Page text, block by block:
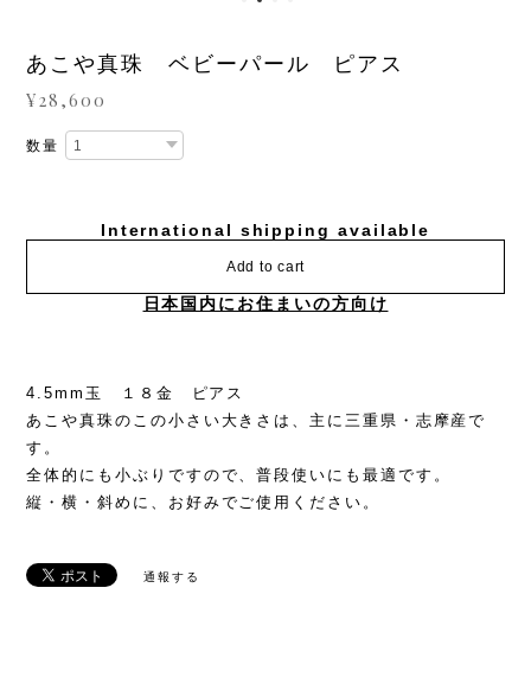
あこや真珠 ベビーパール ピアス
¥28,600
数量
International shipping available
Add to cart
日本国内にお住まいの方向け
4.5mm玉 １８金 ピアス
あこや真珠のこの小さい大きさは、主に三重県・志摩産で
す。
全体的にも小ぶりですので、普段使いにも最適です。
縦・横・斜めに、お好みでご使用ください。
通報する